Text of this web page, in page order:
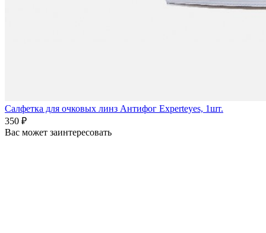
Салфетка для очковых линз Антифог Experteyes, 1шт.
350 ₽
Вас может заинтересовать